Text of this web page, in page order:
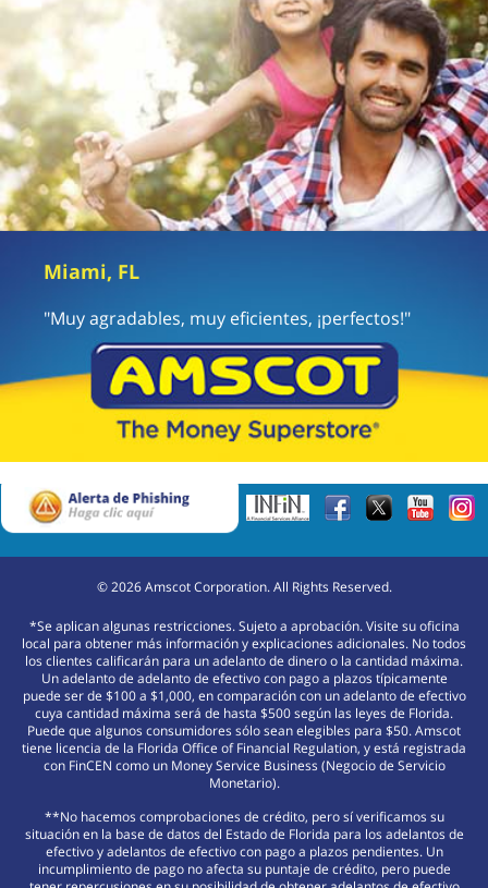
Miami, FL
"Muy agradables, muy eficientes, ¡perfectos!"
©2026Amscot Corporation. All Rights Reserved.
*Se aplican algunas restricciones. Sujeto a aprobación. Visite su oficina
local para obtener más información y explicaciones adicionales. No todos
los clientes calificarán para un adelanto de dinero o la cantidad máxima.
Un adelanto de adelanto de efectivo con pago a plazos típicamente
puede ser de $100 a $1,000, en comparación con un adelanto de efectivo
cuya cantidad máxima será de hasta $500 según las leyes de Florida.
Puede que algunos consumidores sólo sean elegibles para $50. Amscot
tiene licencia de la Florida Office of Financial Regulation, y está registrada
con FinCEN como un Money Service Business (Negocio de Servicio
Monetario).
**No hacemos comprobaciones de crédito, pero sí verificamos su
situación en la base de datos del Estado de Florida para los adelantos de
efectivo y adelantos de efectivo con pago a plazos pendientes. Un
incumplimiento de pago no afecta su puntaje de crédito, pero puede